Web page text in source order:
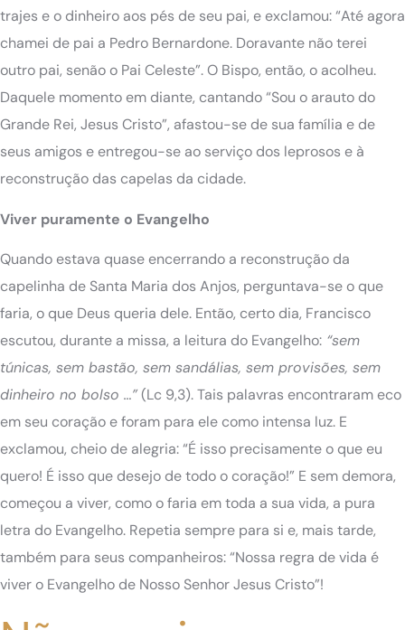
trajes e o dinheiro aos pés de seu pai, e exclamou: “Até agora
chamei de pai a Pedro Bernardone. Doravante não terei
outro pai, senão o Pai Celeste”. O Bispo, então, o acolheu.
Daquele momento em diante, cantando “Sou o arauto do
Grande Rei, Jesus Cristo”, afastou-se de sua família e de
seus amigos e entregou-se ao serviço dos leprosos e à
reconstrução das capelas da cidade.
Viver puramente o Evangelho
Quando estava quase encerrando a reconstrução da
capelinha de Santa Maria dos Anjos, perguntava-se o que
faria, o que Deus queria dele. Então, certo dia, Francisco
escutou, durante a missa, a leitura do Evangelho: “sem
túnicas, sem bastão, sem sandálias, sem provisões, sem
dinheiro no bolso …”(Lc 9,3). Tais palavras encontraram eco
em seu coração e foram para ele como intensa luz. E
exclamou, cheio de alegria: “É isso precisamente o que eu
quero! É isso que desejo de todo o coração!” E sem demora,
começou a viver, como o faria em toda a sua vida, a pura
letra do Evangelho. Repetia sempre para si e, mais tarde,
também para seus companheiros: “Nossa regra de vida é
viver o Evangelho de Nosso Senhor Jesus Cristo”!